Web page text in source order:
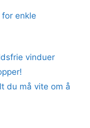
enkle
vinduer
du må vite om å